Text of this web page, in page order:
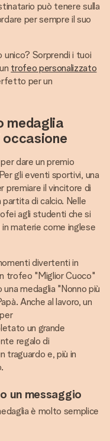
può tenere sulla
per sempre il suo
Sorprendi i tuoi
trofeo personalizzato
per un
medaglia
dare un premio
gli eventi sportivi, una
premiare il vincitore di
partita di calcio. Nelle
agli studenti che si
materie come inglese
divertenti in
trofeo "Miglior Cuoco"
medaglia "Nonno più
Anche al lavoro, un
un grande
regalo di
traguardo e, più in
un messaggio
è molto semplice